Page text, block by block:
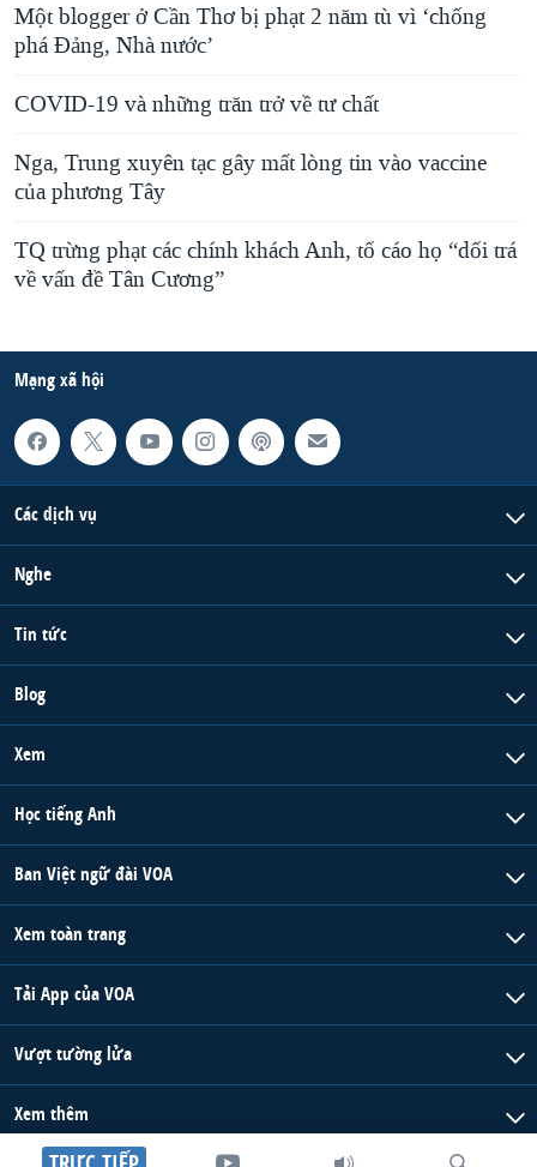
Một blogger ở Cần Thơ bị phạt 2 năm tù vì ‘chống
phá Đảng, Nhà nước’
COVID-19 và những trăn trở về tư chất
Nga, Trung xuyên tạc gây mất lòng tin vào vaccine
của phương Tây
TQ trừng phạt các chính khách Anh, tố cáo họ “dối trá
về vấn đề Tân Cương”
Mạng xã hội
Các dịch vụ
Nghe
Tin tức
Blog
Xem
Học tiếng Anh
Ban Việt ngữ đài VOA
Xem toàn trang
Tải App của VOA
Vượt tường lửa
Xem thêm